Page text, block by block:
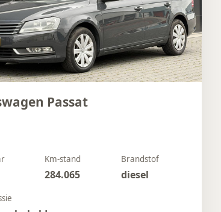
Passat
Km-stand
284.065
Brandstof
diesel